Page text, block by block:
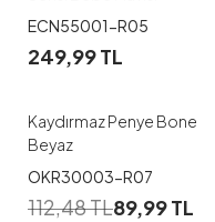
ECN55001-R05
249,99TL
Kaydırmaz Penye Bone
Beyaz
OKR30003-R07
112,48TL89,99TL